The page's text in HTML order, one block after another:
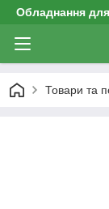
Обладнання
Товари та